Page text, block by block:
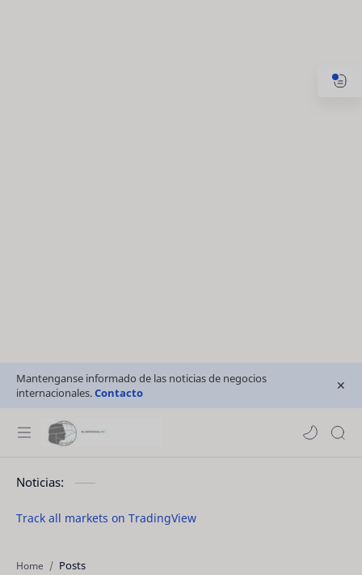
Mantenganse informado de las noticias de negocios
internacionales.Contacto
Noticias:
Track all markets on TradingView
Home Posts